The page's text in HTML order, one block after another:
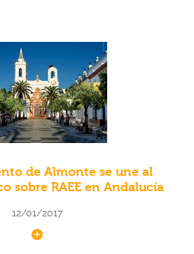
de Almonte se une al
sobre RAEE en Andalucía
12/01/2017